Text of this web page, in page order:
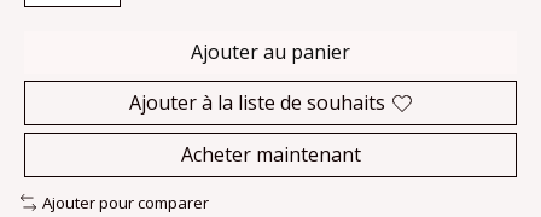
Ajouter au panier
Ajouter à la liste de souhaits
Acheter maintenant
Ajouter pour comparer